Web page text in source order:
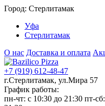
Город: Стерлитамак
Уфа
Стерлитамак
О нас Доставка и оплата
+7 (919) 612-48-47
г.Стерлитамак, ул.Мира 57
График работы:
пн-чт: c 10:30 до 21:30 пт-